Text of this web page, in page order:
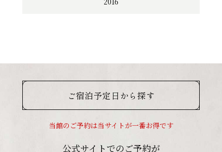
ご宿泊予定日から探す
当館のご予約は当サイトが一番お得です
公式サイトでのご予約が